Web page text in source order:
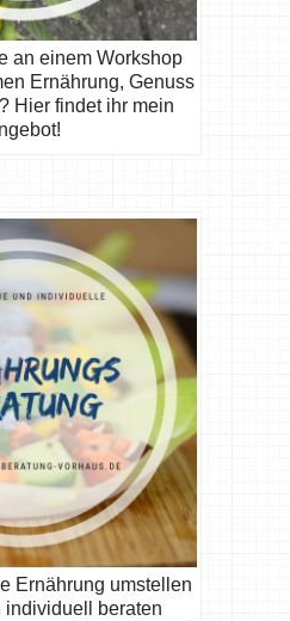
an einem Workshop
Ernährung, Genuss
Hier findet ihr mein
Ernährung umstellen
individuell beraten